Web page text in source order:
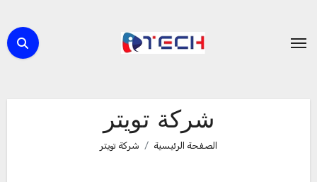
المحتوى
شركة تويتر
الصفحة الرئيسية شركة تويتر